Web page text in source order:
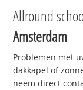
Allround
Amsterdam
Problemen met
dakkapel of
neem direct